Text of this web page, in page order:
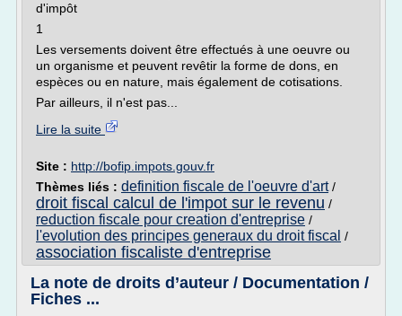
d'impôt
1
Les versements doivent être effectués à une oeuvre ou
un organisme et peuvent revêtir la forme de dons, en
espèces ou en nature, mais également de cotisations.
Par ailleurs, il n'est pas...
Lire la suite
Site : http://bofip.impots.gouv.fr
Thèmes liés : definition fiscale de l'oeuvre d'art/
droit fiscal calcul de l'impot sur le revenu /
reduction fiscale pour creation d'entreprise /
l'evolution des principes generaux du droit fiscal /
association fiscaliste d'entreprise
La note de droits d’auteur / Documentation /
Fiches ...